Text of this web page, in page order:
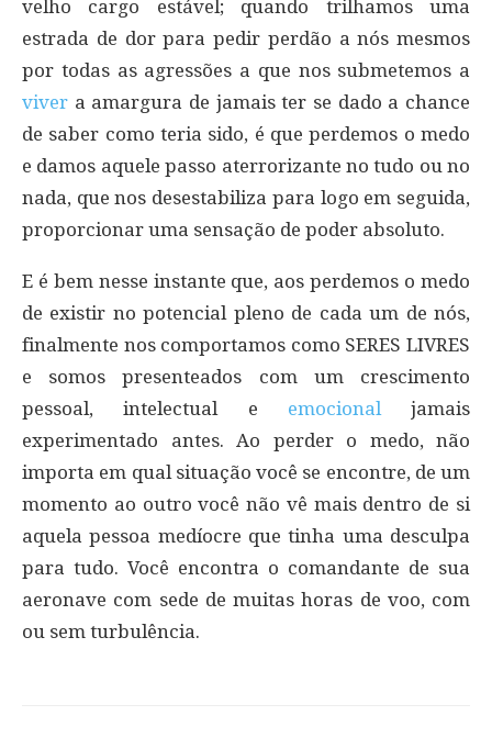
velho cargo estável; quando trilhamos uma
estrada de dor para pedir perdão a nós mesmos
por todas as agressões a que nos submetemos a
viver a amargura de jamais ter se dado a chance
de saber como teria sido, é que perdemos o medo
e damos aquele passo aterrorizante no tudo ou no
nada, que nos desestabiliza para logo em seguida,
proporcionar uma sensação de poder absoluto.
E é bem nesse instante que, aos perdemos o medo
de existir no potencial pleno de cada um de nós,
finalmente nos comportamos como SERES LIVRES
e somos presenteados com um crescimento
pessoal, intelectual e emocionaljamais
experimentado antes. Ao perder o medo, não
importa em qual situação você se encontre, de um
momento ao outro você não vê mais dentro de si
aquela pessoa medíocre que tinha uma desculpa
para tudo. Você encontra o comandante de sua
aeronave com sede de muitas horas de voo, com
ou sem turbulência.